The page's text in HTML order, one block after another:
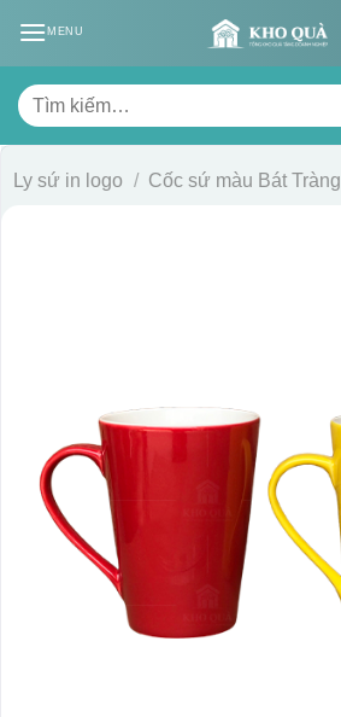
MENU
Tìm
kiếm:
Ly sứ in logo / Cốc sứ màu Bát Tràng